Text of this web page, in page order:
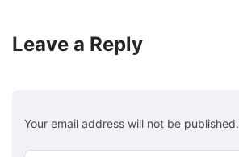
Leave a Reply
Your email address will not be published.